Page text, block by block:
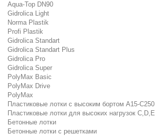
Aqua-Top DN90
Gidrolica Light
Norma Plastik
Profi Plastik
Gidrolica Standart
Gidrolica Standart Plus
Gidrolica Pro
Gidrolica Super
PolyMax Basic
PolyMax Drive
PolyMax
Пластиковые лотки с высоким бортом А15-C250
Пластиковые лотки для высоких нагрузок C,D,E
Бетонные лотки
Бетонные лотки с решетками